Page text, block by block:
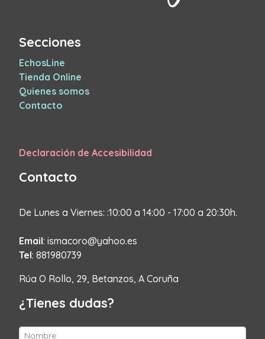
Secciones
EchosLine
Tienda Online
Quienes somos
Contacto
Declaración de Accesibilidad
Contacto
De Lunes a Viernes: :10:00 a 14:00 - 17:00 a 20:30h.
Email: ismacoro@yahoo.es
Tel: 881980739
Rúa O Rollo, 29, Betanzos, A Coruña
¿Tienes dudas?